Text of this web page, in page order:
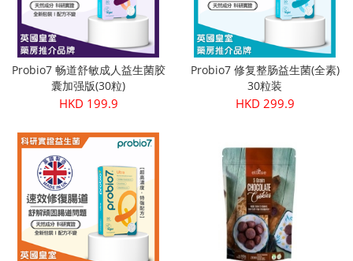
Probio7 畅道舒敏成人益生菌胶
囊加强版(30粒)
HKD 199.9
Probio7 修复整肠益生菌(全素)
30粒装
HKD 299.9